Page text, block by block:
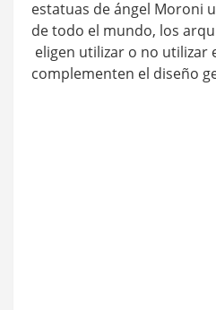
estatuas de ángel Moroni
de todo el mundo, los
eligen utilizar o no utilizar
complementen el diseño